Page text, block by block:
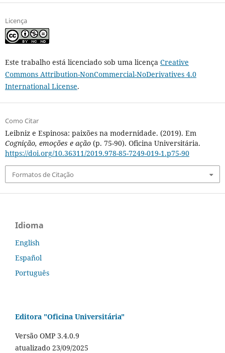
Licença
Este trabalho está licenciado sob uma licença Creative
Commons Attribution-NonCommercial-NoDerivatives 4.0
International License.
Como Citar
Leibniz e Espinosa: paixões na modernidade. (2019). Em
Cognição, emoções e ação(p. 75-90). Oficina Universitária.
https://doi.org/10.36311/2019.978-85-7249-019-1.p75-90
Formatos de Citação
Idioma
English
Español
Português
Editora "Oficina Universitária"
Versão OMP 3.4.0.9
atualizado 23/09/2025